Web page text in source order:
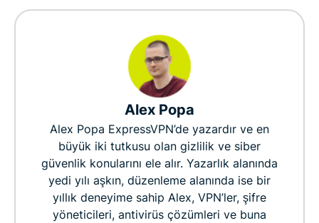
Alex Popa
Alex Popa ExpressVPN’de yazardır ve en
büyük iki tutkusu olan gizlilik ve siber
güvenlik konularını ele alır. Yazarlık alanında
yedi yılı aşkın, düzenleme alanında ise bir
yıllık deneyime sahip Alex, VPN’ler, şifre
yöneticileri, antivirüs çözümleri ve buna